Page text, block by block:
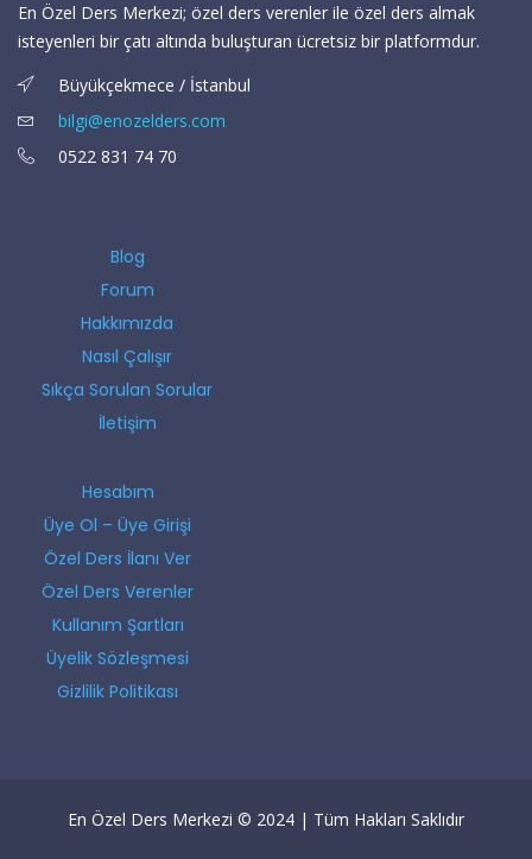
En Özel Ders Merkezi; özel ders verenler ile özel ders almak
isteyenleri bir çatı altında buluşturan ücretsiz bir platformdur.
Büyükçekmece / İstanbul
bilgi@enozelders.com
0522 831 74 70
Blog
Forum
Hakkımızda
Nasıl Çalışır
Sıkça Sorulan Sorular
İletişim
Hesabım
Üye Ol – Üye Girişi
Özel Ders İlanı Ver
Özel Ders Verenler
Kullanım Şartları
Üyelik Sözleşmesi
Gizlilik Politikası
En Özel Ders Merkezi © 2024 | Tüm Hakları Saklıdır